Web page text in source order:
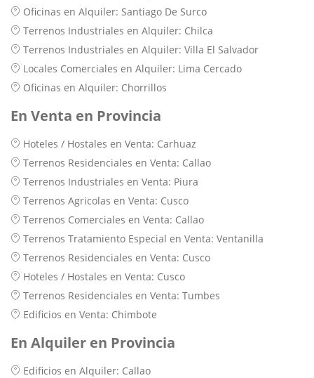
Oficinas en Alquiler: Santiago De Surco
Terrenos Industriales en Alquiler: Chilca
Terrenos Industriales en Alquiler: Villa El Salvador
Locales Comerciales en Alquiler: Lima Cercado
Oficinas en Alquiler: Chorrillos
En Venta en Provincia
Hoteles / Hostales en Venta: Carhuaz
Terrenos Residenciales en Venta: Callao
Terrenos Industriales en Venta: Piura
Terrenos Agricolas en Venta: Cusco
Terrenos Comerciales en Venta: Callao
Terrenos Tratamiento Especial en Venta: Ventanilla
Terrenos Residenciales en Venta: Cusco
Hoteles / Hostales en Venta: Cusco
Terrenos Residenciales en Venta: Tumbes
Edificios en Venta: Chimbote
En Alquiler en Provincia
Edificios en Alquiler: Callao